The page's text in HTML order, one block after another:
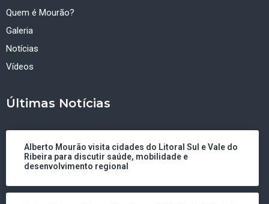
Quem é Mourão?
Galeria
Notícias
Vídeos
Últimas Notícias
Alberto Mourão visita cidades do Litoral Sul e Vale do
Ribeira para discutir saúde, mobilidade e
desenvolvimento regional